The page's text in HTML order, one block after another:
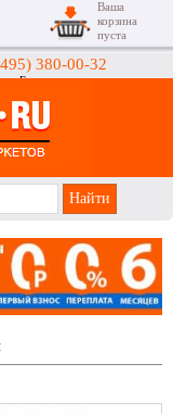
380-00-32
Гипермаркеты
Ваша
корзина
пуста